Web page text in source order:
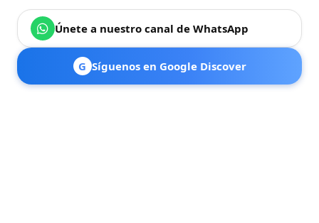
Únete a nuestro canal de WhatsApp
G Síguenos en Google Discover